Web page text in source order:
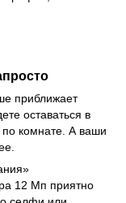
приближает
оставаться в
по комнате. А ваши
12 Мп приятно